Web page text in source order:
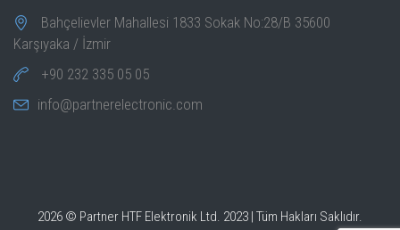
Bahçelievler Mahallesi 1833 Sokak No:28/B 35600
Karşıyaka / İzmir
+90 232 335 05 05
info@partnerelectronic.com
2026 © Partner HTF Elektronik Ltd. 2023 | Tüm Hakları Saklıdır.